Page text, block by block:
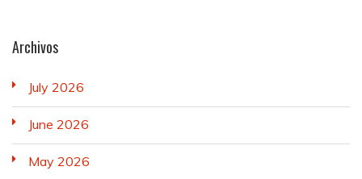
Archivos
July 2026
June 2026
May 2026